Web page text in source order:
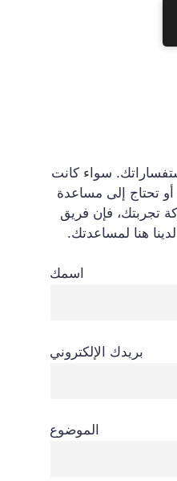
سواء كانت
أو تحتاج إلى مساعدة
تجربتك، فإن فريق
هنا لمساعدتك.
اسمك
بريدك الإلكتروني
الموضوع